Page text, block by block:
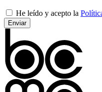
He leído y acepto la